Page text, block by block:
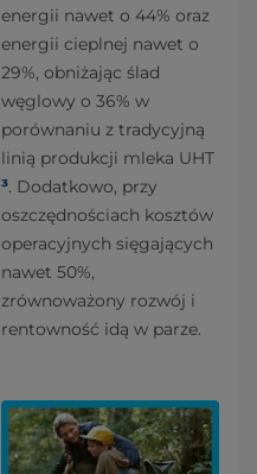
energii nawet o 44% oraz
energii cieplnej nawet o
29%, obniżając ślad
węglowy o 36% w
porównaniu z tradycyjną
linią produkcji mleka UHT
³. Dodatkowo, przy
oszczędnościach kosztów
operacyjnych sięgających
nawet 50%,
zrównoważony rozwój i
rentowność idą w parze.